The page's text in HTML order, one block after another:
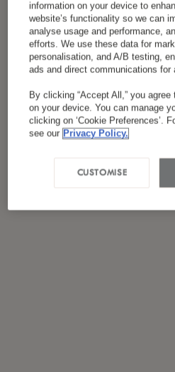
information on your device to
website’s functionality so we can
analyse usage and performance,
efforts. We use these data for
personalisation, and A/B testing,
ads and direct communications for
By clicking “Accept All,” you
on your device. You can manage
clicking on ‘Cookie Preferences’.
see our Privacy Policy.
CUSTOMISE